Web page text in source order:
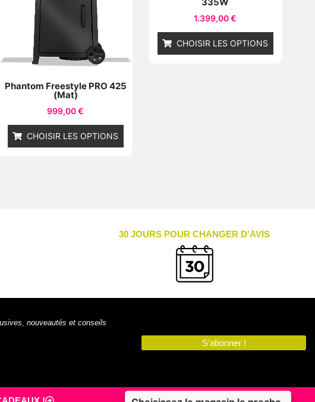
Phantom Freestyle PRO 425
(mat)
999,00€
CHOISIR LES OPTIONS
1.399,00€
CHOISIR LES OPTIONS
30 JOURS POUR CHANGER D'AVIS
nouveautés et conseils
S'abonner !